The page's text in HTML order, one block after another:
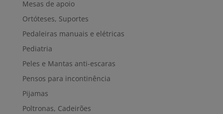
Mesas de apoio
Ortóteses, Suportes
Pedaleiras manuais e elétricas
Pediatria
Peles e Mantas anti-escaras
Pensos para incontinência
Pijamas
Poltronas, Cadeirões